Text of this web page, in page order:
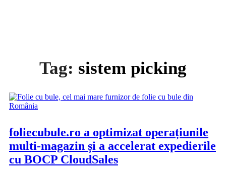
Tag: sistem picking
foliecubule.ro a optimizat operațiunile
multi-magazin și a accelerat expedierile
cu BOCP CloudSales